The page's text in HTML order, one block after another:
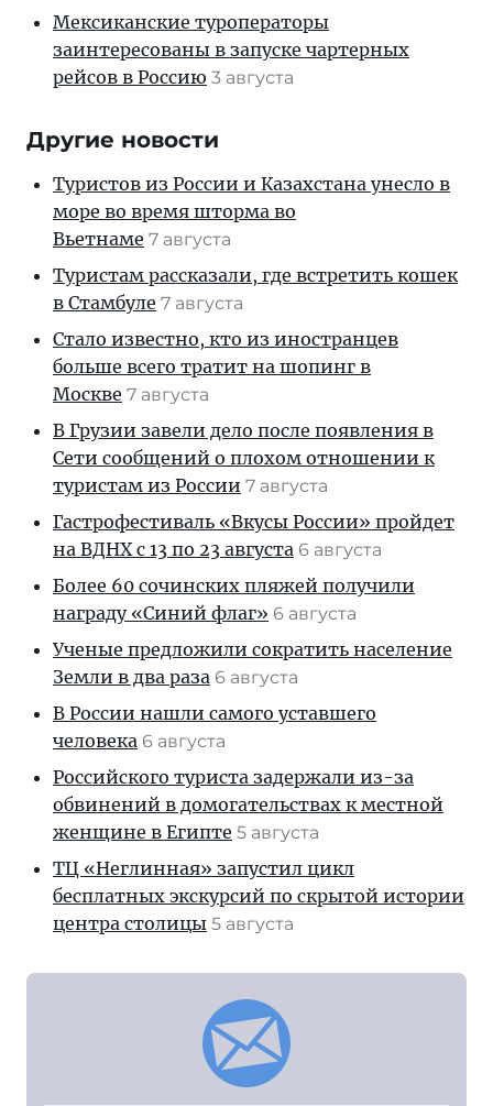
Мексиканские туроператоры
заинтересованы в запуске чартерных
рейсов в Россию 3 августа
Другие новости
Туристов из России и Казахстана унесло в
море во время шторма во
Вьетнаме 7 августа
Туристам рассказали, где встретить кошек
в Стамбуле 7 августа
Стало известно, кто из иностранцев
больше всего тратит на шопинг в
Москве 7 августа
В Грузии завели дело после появления в
Сети сообщений о плохом отношении к
туристам из России 7 августа
Гастрофестиваль «Вкусы России» пройдет
на ВДНХ с 13 по 23 августа 6 августа
Более 60 сочинских пляжей получили
награду «Синий флаг» 6 августа
Ученые предложили сократить население
Земли в два раза 6 августа
В России нашли самого уставшего
человека 6 августа
Российского туриста задержали из-за
обвинений в домогательствах к местной
женщине в Египте 5 августа
ТЦ «Неглинная» запустил цикл
бесплатных экскурсий по скрытой истории
центра столицы 5 августа